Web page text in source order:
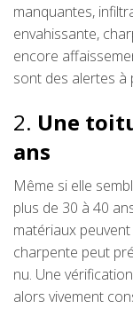
manquantes,
envahissante,
encore
sont des alertes à
2. Une
ans
Même si elle
plus de 30 à 40
matériaux
charpente peut
nu. Une
alors vivement